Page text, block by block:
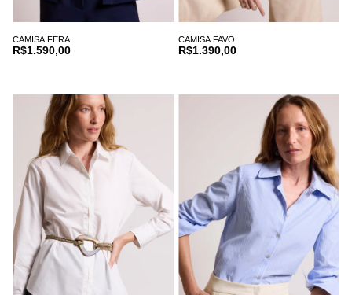
CAMISA FERA
R$1.590,00
CAMISA FAVO
R$1.390,00